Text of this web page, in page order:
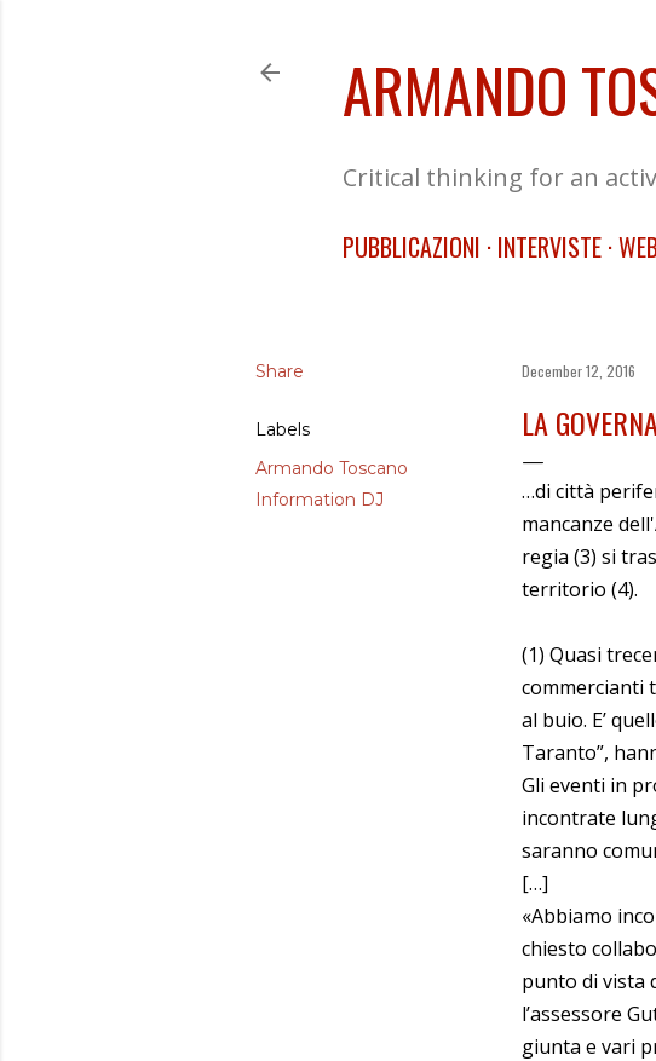
ARMANDO
Critical thinking for an
PUBBLICAZIONI INTERVISTE
Share
Labels
Armando Toscano
Information DJ
December 12, 2016
LA
…di città
mancanze
regia (3) si
territorio (4).
(1) Quasi
commercianti
al buio. E’
Taranto”,
Gli eventi in
incontrate
saranno
[…]
«Abbiamo
chiesto
punto di vista
l’assessore
giunta e vari